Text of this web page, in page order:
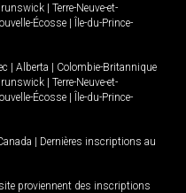
| Terre-Neuve-et-
Écosse | Île-du-Prince-
| Alberta | Colombie-Britannique
| Terre-Neuve-et-
Écosse | Île-du-Prince-
| Dernières inscriptions au
proviennent des inscriptions